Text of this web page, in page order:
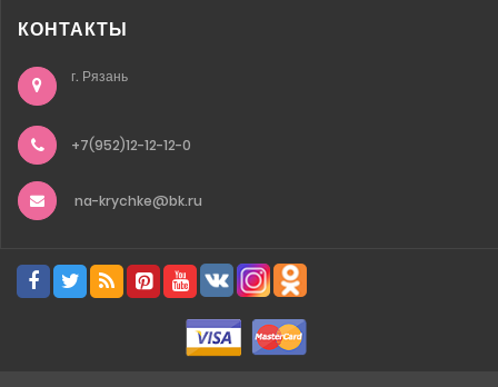
КОНТАКТЫ
г. Рязань
+7(952)12-12-12-0
na-krychke@bk.ru